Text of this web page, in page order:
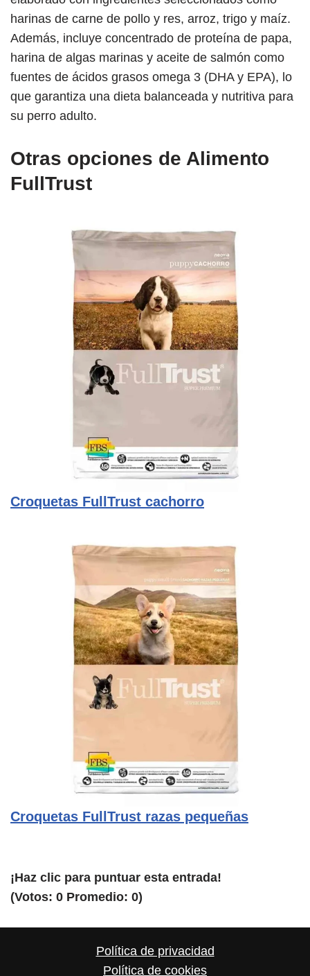
harinas de carne de pollo y res, arroz, trigo y maíz.
Además, incluye concentrado de proteína de papa,
harina de algas marinas y aceite de salmón como
fuentes de ácidos grasos omega 3 (DHA y EPA), lo
que garantiza una dieta balanceada y nutritiva para
su perro adulto.
Otras opciones de Alimento
FullTrust
Croquetas FullTrust cachorro
Croquetas FullTrust razas pequeñas
¡Haz clic para puntuar esta entrada!
(Votos: 0 Promedio: 0)
Política de privacidad
Política de cookies